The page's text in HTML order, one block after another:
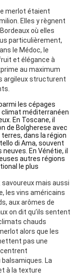
merlot étaient
Elles y règnent
où elles
particulièrement,
le Médoc, le
et élégance à
au maximum
argileux structurent
les cépages
climat méditerranéen
En Toscane, il
de Bolgherese avec
dans la région
di Ama, souvent
En Vénétie, il
autres régions
le plus
mais aussi
les vins américains
aux arômes de
on dit qu’ils sentent
chauds
alors que les
pas une
La
à la texture